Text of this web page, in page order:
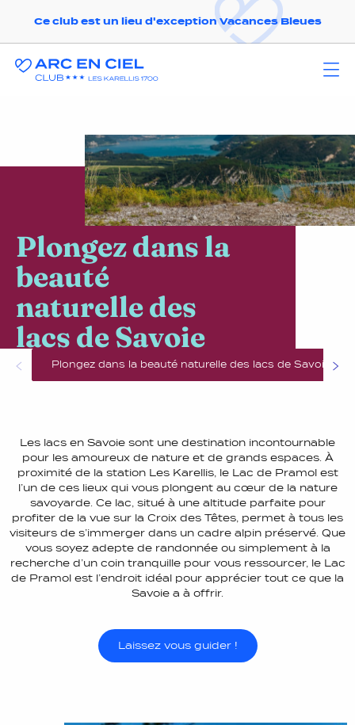
Ce club est un lieu d'exception Vacances Bleues
Plongez dans la
beauté
naturelle des
lacs de Savoie
Plongez dans la beauté naturelle des lacs de Savoie
Les lacs en Savoie sont une destination incontournable
pour les amoureux de nature et de grands espaces. À
proximité de la station Les Karellis, le Lac de Pramol est
l’un de ces lieux qui vous plongent au cœur de la nature
savoyarde. Ce lac, situé à une altitude parfaite pour
profiter de la vue sur la Croix des Têtes, permet à tous les
visiteurs de s’immerger dans un cadre alpin préservé. Que
vous soyez adepte de randonnée ou simplement à la
recherche d’un coin tranquille pour vous ressourcer, le Lac
de Pramol est l’endroit idéal pour apprécier tout ce que la
Savoie a à offrir.
Laissez vous guider !